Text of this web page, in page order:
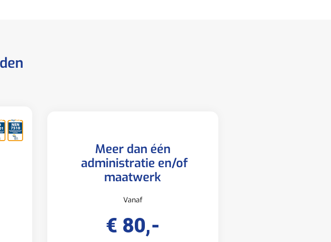
Meer dan één
administratie en/of
maatwerk
Vanaf
€ 80,-